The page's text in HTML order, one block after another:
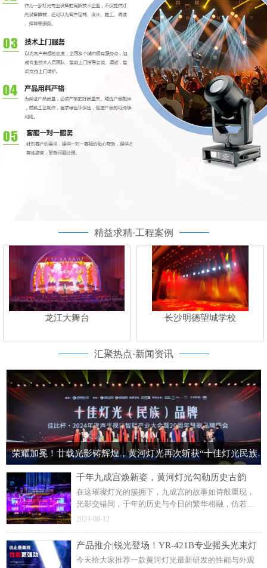
精益求精·工程案例
龙江大舞台 长沙明德望城学校
汇聚热点·新闻资讯
荣耀加冕！廿载光影铸辉煌，黄河灯光再次斩获“十佳灯光民族品牌”荣誉称号！
千年九成宫焕新姿，黄河灯光勾勒历史古韵
在这璀璨灯光的簇拥下，九成宫的故事如诗般重现，
光影交错间，千年的历史与今日的繁华相融，仿若梦
回盛唐。这个暑假来麟游九成宫，于灯光璀璨中，回
系删除
2024-08-12
产品推介|锐光登场！YR-421B专业摇头光束灯
今天给大家推荐一款黄河灯光最新研发的性能与外观